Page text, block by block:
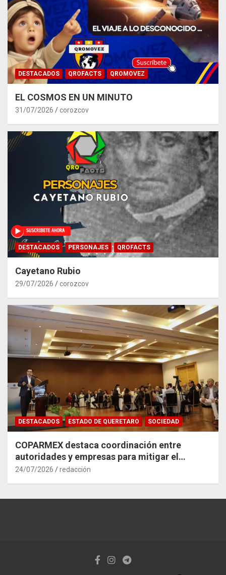
DESTACADOS QROFACTS QROMOVEZ
EL COSMOS EN UN MINUTO
31/07/2026 corozcov
DESTACADOS PERSONAJES QROFACTS
Cayetano Rubio
29/07/2026 corozcov
DESTACADOS ESTADO DE QUERETARO SOCIEDAD
COPARMEX destaca coordinación entre
autoridades y empresas para mitigar el
impacto del Tren México–Querétaro
24/07/2026 redacción